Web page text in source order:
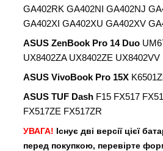
GA402RK GA402NI GA402NJ
GA402XI GA402XU GA402XV
ASUS ZenBook Pro 14 Duo
UX8402ZA UX8402ZE UX8402VV
ASUS VivoBook Pro 15X
ASUS TUF Dash F15 FX517
FX517ZE FX517ZR
УВАГА! Існує дві версії цієї
перед покупкою, перевірте